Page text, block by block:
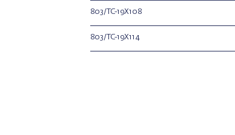
803/TC-19X108
803/TC-19X114